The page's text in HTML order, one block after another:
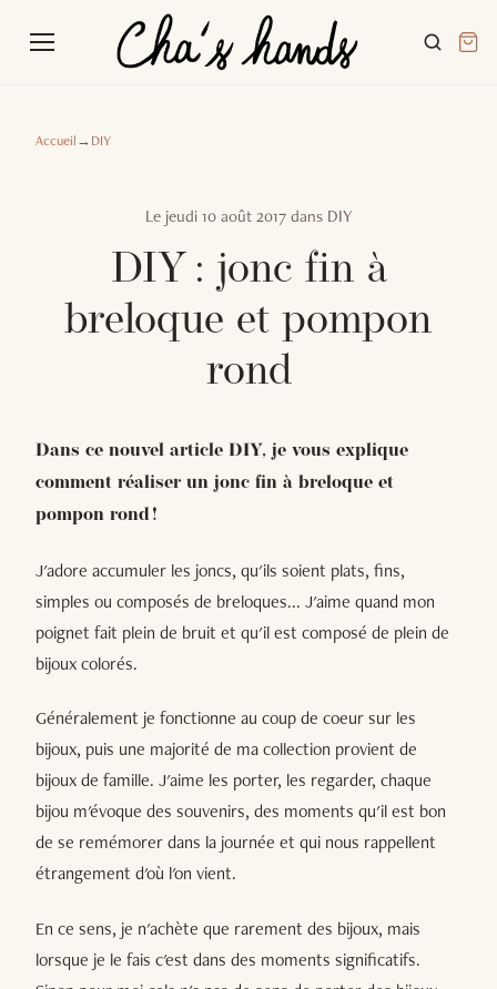
Accueil→DIY
Le jeudi 10 août 2017dans DIY
DIY : jonc fin à
breloque et pompon
rond
Dans ce nouvel article DIY, je vous explique
comment réaliser un jonc fin à breloque et
pompon rond !
J'adore accumuler les joncs, qu'ils soient plats, fins,
simples ou composés de breloques... J'aime quand mon
poignet fait plein de bruit et qu'il est composé de plein de
bijoux colorés.
Généralement je fonctionne au coup de coeur sur les
bijoux, puis une majorité de ma collection provient de
bijoux de famille. J'aime les porter, les regarder, chaque
bijou m'évoque des souvenirs, des moments qu'il est bon
de se remémorer dans la journée et qui nous rappellent
étrangement d'où l'on vient.
En ce sens, je n'achète que rarement des bijoux, mais
lorsque je le fais c'est dans des moments significatifs.